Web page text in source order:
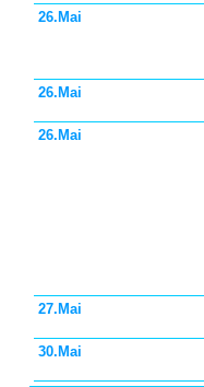
26.Mai
26.Mai
26.Mai
27.Mai
30.Mai